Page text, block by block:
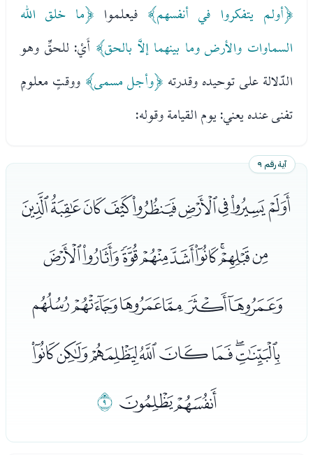
﴿أولم يتفكروا في أنفسهم﴾ فيعلموا ﴿ما خلق الله
السماوات والأرض وما بينهما إلاَّ بالحق﴾ أَيْ: للحقِّ وهو
الدّلالة على توحيده وقدرته ﴿وأجل مسمى﴾ ووقتٍ معلومٍ
تفنى عنده يعني: يوم القيامة وقوله:
آية رقم ٩
ﮂﮃﮄﮅﮆﮇﮈﮉﮊ
ﮋﮌﮍﮎﮏﮐﮑﮒﮓ
ﮔﮕﮖﮗﮘﮙ
ﮚﮛﮜﮝﮞﮟﮠﮡ
ﮢﮣﮤ